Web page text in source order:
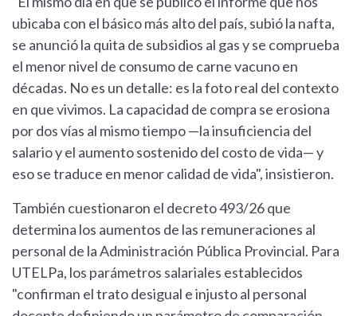
ubicaba con el básico más alto del país, subió la nafta,
se anunció la quita de subsidios al gas y se comprueba
el menor nivel de consumo de carne vacuno en
décadas. No es un detalle: es la foto real del contexto
en que vivimos. La capacidad de compra se erosiona
por dos vías al mismo tiempo —la insuficiencia del
salario y el aumento sostenido del costo de vida— y
eso se traduce en menor calidad de vida", insistieron.
También cuestionaron el decreto 493/26 que
determina los aumentos de las remuneraciones al
personal de la Administración Pública Provincial. Para
UTELPa, los parámetros salariales establecidos
"confirman el trato desigual e injusto al personal